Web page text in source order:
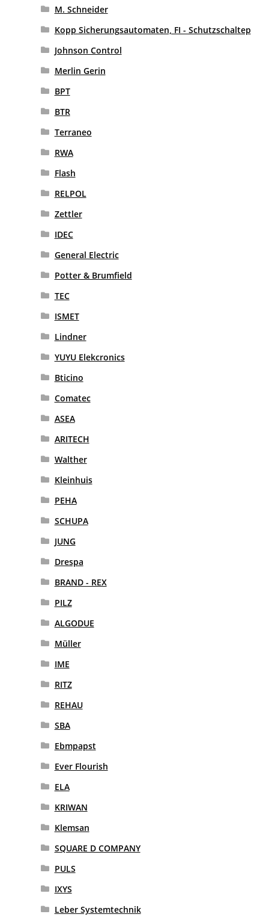
M. Schneider
Kopp Sicherungsautomaten, FI - Schutzschaltep
Johnson Control
Merlin Gerin
BPT
BTR
Terraneo
RWA
Flash
RELPOL
Zettler
IDEC
General Electric
Potter & Brumfield
TEC
ISMET
Lindner
YUYU Elekcronics
Bticino
Comatec
ASEA
ARITECH
Walther
Kleinhuis
PEHA
SCHUPA
JUNG
Drespa
BRAND - REX
PILZ
ALGODUE
Müller
IME
RITZ
REHAU
SBA
Ebmpapst
Ever Flourish
ELA
KRIWAN
Klemsan
SQUARE D COMPANY
PULS
IXYS
Leber Systemtechnik